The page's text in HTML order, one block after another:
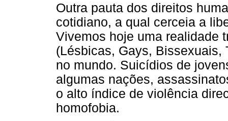
Outra pauta dos direitos
cotidiano, a qual cerceia a
Vivemos hoje uma realidade
(Lésbicas, Gays, Bissexuais,
no mundo. Suicídios de
algumas nações,
o alto índice de violência
homofobia.